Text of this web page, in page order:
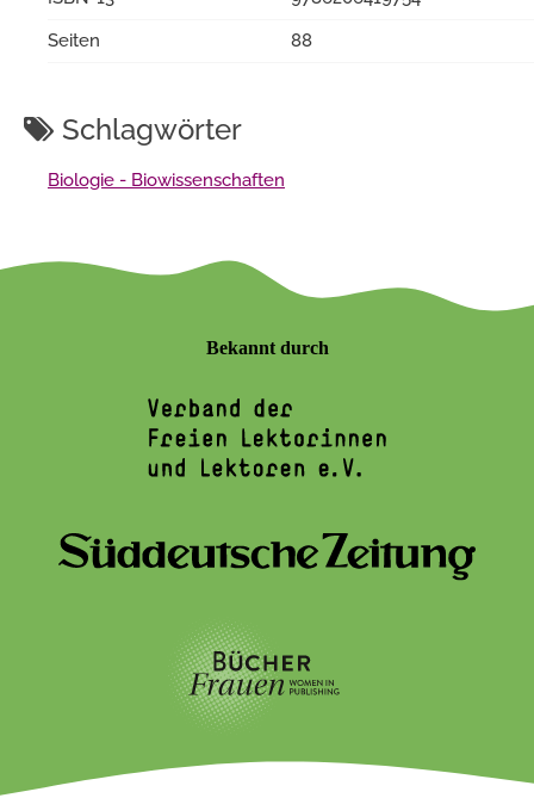
Seiten
88
Schlagwörter
Biologie - Biowissenschaften
Bekannt durch